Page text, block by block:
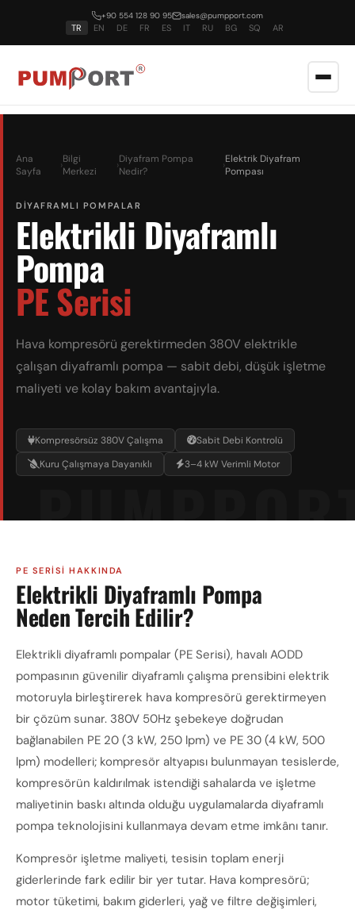
+90 554 128 90 95 sales@pumpport.com
TR EN DE FR ES IT RU BG SQ AR
Ana
Sayfa
›Bilgi
Merkezi
›Diyafram Pompa
Nedir?
›Elektrik Diyafram
Pompası
DIYAFRAMLI POMPALAR
Elektrikli Diyaframlı
Pompa
PE Serisi
Hava kompresörü gerektirmeden 380V elektrikle
çalışan diyaframlı pompa — sabit debi, düşük işletme
maliyeti ve kolay bakım avantajıyla.
Kompresörsüz 380V Çalışma
Sabit Debi Kontrolü
Kuru Çalışmaya Dayanıklı
3–4 kW Verimli Motor
PE SERISI HAKKINDA
Elektrikli Diyaframlı Pompa
Neden Tercih Edilir?
Elektrikli diyaframlı pompalar (PE Serisi), havalı AODD
pompasının güvenilir diyaframlı çalışma prensibini elektrik
motoruyla birleştirerek hava kompresörü gerektirmeyen
bir çözüm sunar. 380V 50Hz şebekeye doğrudan
bağlanabilen PE 20 (3 kW, 250 lpm) ve PE 30 (4 kW, 500
lpm) modelleri; kompresör altyapısı bulunmayan tesislerde,
kompresörün kaldırılmak istendiği sahalarda ve işletme
maliyetinin baskı altında olduğu uygulamalarda diyaframlı
pompa teknolojisini kullanmaya devam etme imkânı tanır.
Kompresör işletme maliyeti, tesisin toplam enerji
giderlerinde fark edilir bir yer tutar. Hava kompresörü;
motor tüketimi, bakım giderleri, yağ ve filtre değişimleri,